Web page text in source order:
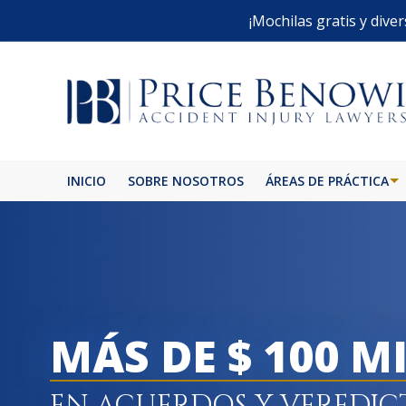
¡Mochilas gratis y
INICIO SOBRE NOSOTROS ÁREAS DE PRÁCTICA
ACCIDENTE DE AUTO
LESIONES
MÁS DE $ 100